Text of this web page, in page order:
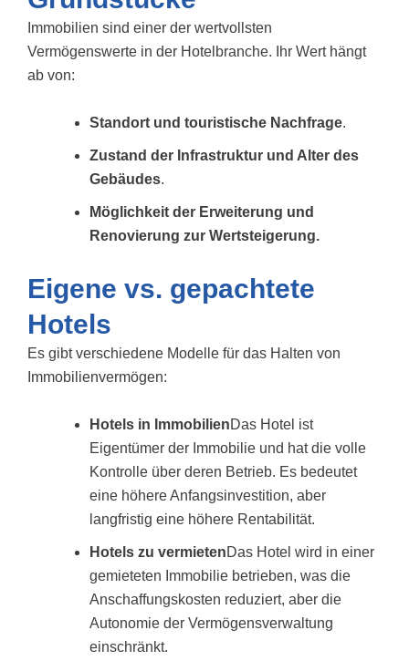
Immobilien sind einer der wertvollsten
Vermögenswerte in der Hotelbranche. Ihr Wert hängt
ab von:
Standort und touristische Nachfrage.
Zustand der Infrastruktur und Alter des
Gebäudes.
Möglichkeit der Erweiterung und
Renovierung zur Wertsteigerung.
Eigene vs. gepachtete
Hotels
Es gibt verschiedene Modelle für das Halten von
Immobilienvermögen:
Hotels in ImmobilienDas Hotel ist
Eigentümer der Immobilie und hat die volle
Kontrolle über deren Betrieb. Es bedeutet
eine höhere Anfangsinvestition, aber
langfristig eine höhere Rentabilität.
Hotels zu vermietenDas Hotel wird in einer
gemieteten Immobilie betrieben, was die
Anschaffungskosten reduziert, aber die
Autonomie der Vermögensverwaltung
einschränkt.